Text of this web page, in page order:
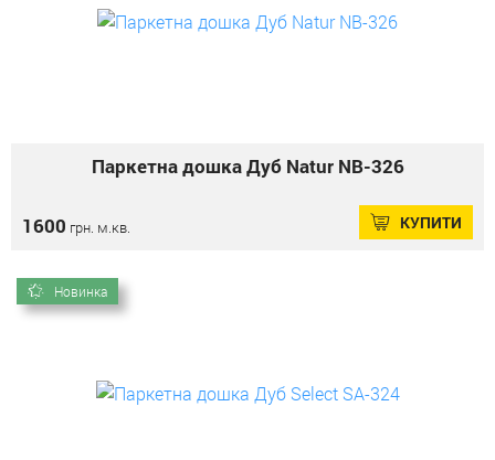
Паркетна дошка Дуб Natur NВ-326
1600 грн. м.кв. КУПИТИ
Новинка